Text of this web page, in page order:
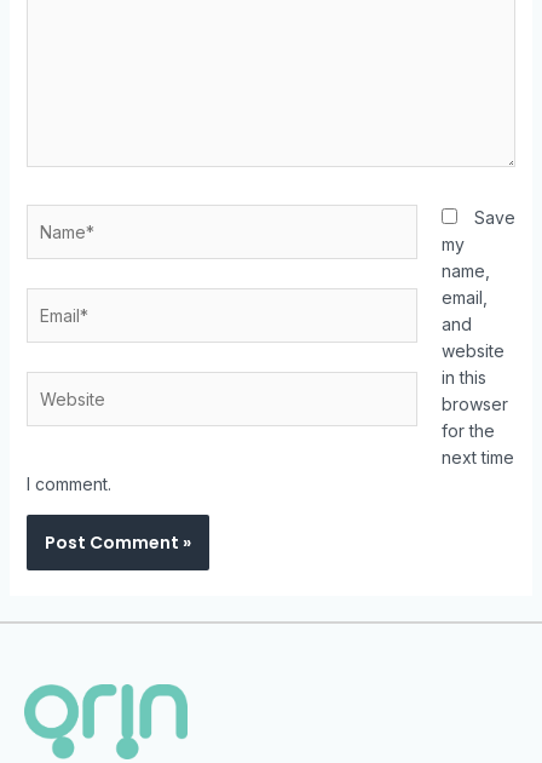
Save
my
name,
email,
and
website
in this
browser
for the
next time
I comment.